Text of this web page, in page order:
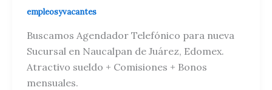
empleosyvacantes
Buscamos Agendador Telefónico para nueva
Sucursal en Naucalpan de Juárez, Edomex.
Atractivo sueldo + Comisiones + Bonos
mensuales.